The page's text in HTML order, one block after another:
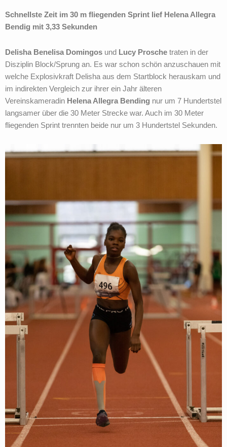
Schnellste Zeit im 30 m fliegenden Sprint lief Helena Allegra
Bendig mit 3,33 Sekunden
Delisha Benelisa Domingos und Lucy Prosche traten in der
Disziplin Block/Sprung an. Es war schon schön anzuschauen mit
welche Explosivkraft Delisha aus dem Startblock herauskam und
im indirekten Vergleich zur ihrer ein Jahr älteren
Vereinskameradin Helena Allegra Bending nur um 7 Hundertstel
langsamer über die 30 Meter Strecke war. Auch im 30 Meter
fliegenden Sprint trennten beide nur um 3 Hundertstel Sekunden.